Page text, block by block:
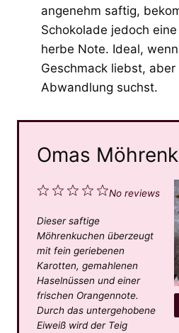
angenehm saftig,
Schokolade jedoch
herbe Note. Ideal,
Geschmack liebst,
Abwandlung suchst.
Omas
5
t
a
r
s
4
t
a
r
s
3
t
a
r
s
2
t
a
r
s
1
t
a
r
No reviews
Dieser saftige
Möhrenkuchen überzeugt
mit fein geriebenen
Karotten, gemahlenen
Haselnüssen und einer
frischen Orangennote.
Durch das untergehobene
Eiweiß wird der Teig